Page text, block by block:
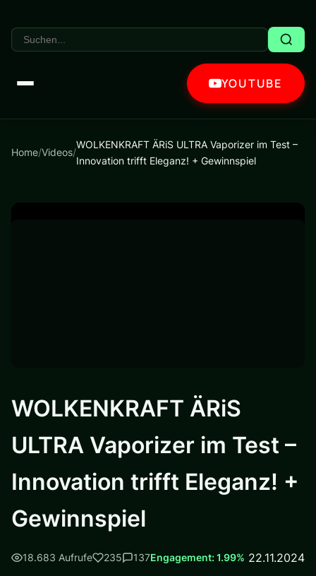
YOUTUBE
Home/Videos/
WOLKENKRAFT ÄRiS ULTRA Vaporizer im Test –
Innovation trifft Eleganz! + Gewinnspiel
WOLKENKRAFT ÄRiS
ULTRA Vaporizer im Test –
Innovation trifft Eleganz! +
Gewinnspiel
18.683 Aufrufe 235 137Engagement: 1.99% 22.11.2024